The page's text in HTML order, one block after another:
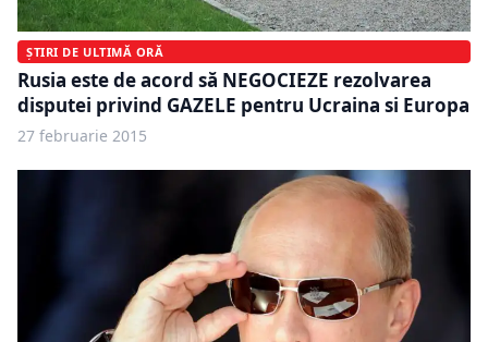
ȘTIRI DE ULTIMĂ ORĂ
Rusia este de acord să NEGOCIEZE rezolvarea
disputei privind GAZELE pentru Ucraina si Europa
27 februarie 2015